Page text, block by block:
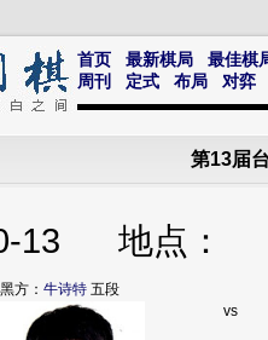
首页 最新棋局
最佳棋
周刊
定式 布局 对弈
第13届
10-13 地点
黑方： 牛诗特 五段
vs